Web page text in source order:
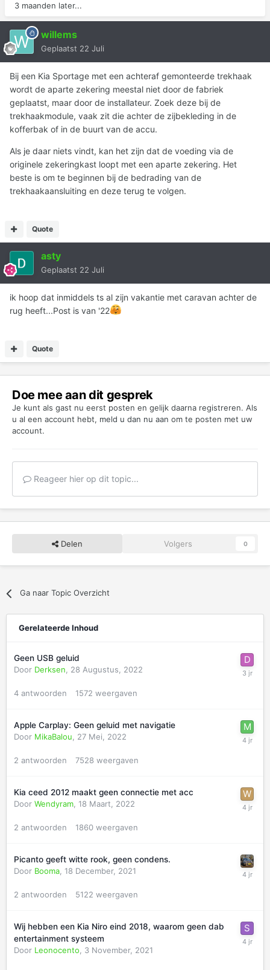
3 maanden later...
willems
Geplaatst 22 Juli
Bij een Kia Sportage met een achteraf gemonteerde trekhaak
wordt de aparte zekering meestal niet door de fabriek
geplaatst, maar door de installateur. Zoek deze bij de
trekhaakmodule, vaak zit die achter de zijbekleding in de
kofferbak of in de buurt van de accu.
Als je daar niets vindt, kan het zijn dat de voeding via de
originele zekeringkast loopt met een aparte zekering. Het
beste is om te beginnen bij de bedrading van de
trekhaakaansluiting en deze terug te volgen.
Quote
asty
Geplaatst 22 Juli
ik hoop dat inmiddels ts al zijn vakantie met caravan achter de
rug heeft...Post is van '22
Quote
Doe mee aan dit gesprek
Je kunt als gast nu eerst posten en gelijk daarna registreren. Als
u al een account hebt, meld u dan nu aan om te posten met uw
account.
Reageer hier op dit topic...
Delen Volgers 0
Ga naar Topic Overzicht
Gerelateerde Inhoud
Geen USB geluid
Door Derksen, 28 Augustus, 2022
4 antwoorden 1572 weergaven
Apple Carplay: Geen geluid met navigatie
Door MikaBalou, 27 Mei, 2022
2 antwoorden 7528 weergaven
Kia ceed 2012 maakt geen connectie met acc
Door Wendyram, 18 Maart, 2022
2 antwoorden 1860 weergaven
Picanto geeft witte rook, geen condens.
Door Booma, 18 December, 2021
2 antwoorden 5122 weergaven
Wij hebben een Kia Niro eind 2018, waarom geen dab
entertainment systeem
Door Leonocento, 3 November, 2021